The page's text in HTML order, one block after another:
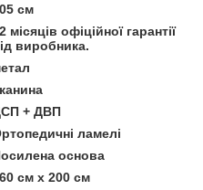
см
місяців офіційної гарантії
виробника.
+ ДВП
ламелі
основа
см х 200 см